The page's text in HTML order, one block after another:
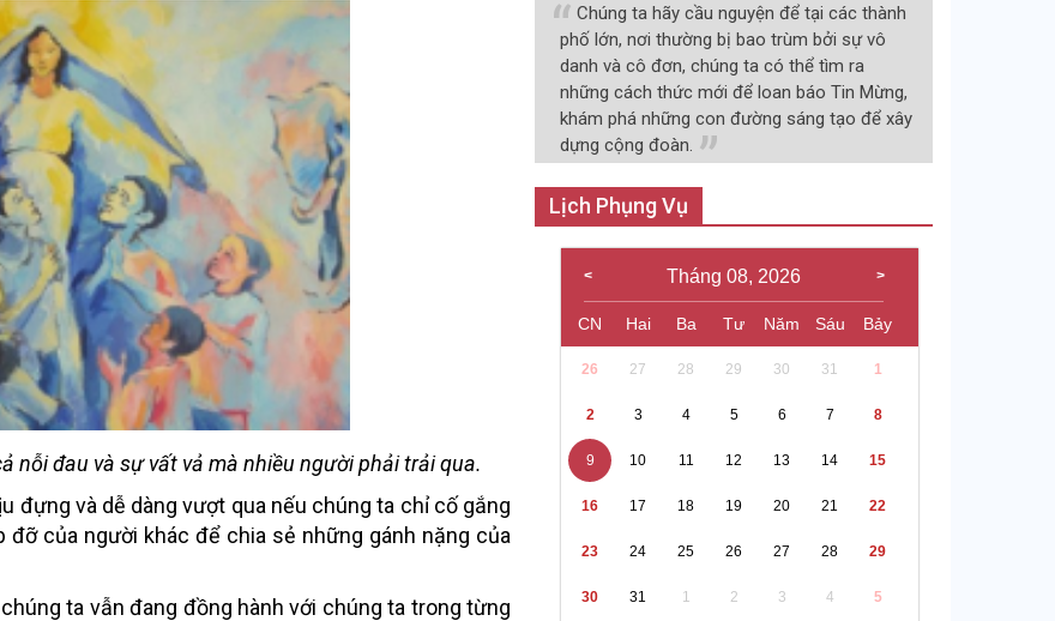
nỗi đau và sự vất vả mà nhiều người phải trải qua.
đựng và dễ dàng vượt qua nếu chúng ta chỉ cố gắng
của người khác để chia sẻ những gánh nặng của
ta vẫn đang đồng hành với chúng ta trong từng
Chúng ta hãy cầu nguyện để tại các thành
phố lớn, nơi thường bị bao trùm bởi sự vô
danh và cô đơn, chúng ta có thể tìm ra
những cách thức mới để loan báo Tin Mừng,
khám phá những con đường sáng tạo để xây
dựng cộng đoàn.
Lịch Phụng Vụ
Tháng 08, 2026
CN Hai Ba Tư Năm Sáu Bảy
26 27 28 29 30 31 1
2 3 4 5 6 7 8
9 10 11 12 13 14 15
16 17 18 19 20 21 22
23 24 25 26 27 28 29
30 31 1 2 3 4 5